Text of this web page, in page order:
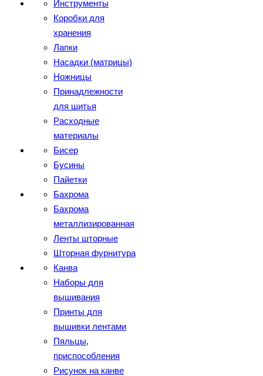
Инструменты
Коробки для
хранения
Лапки
Насадки (матрицы)
Ножницы
Принадлежности
для шитья
Расходные
материалы
Бисер
Бусины
Пайетки
Бахрома
Бахрома
металлизированная
Ленты шторные
Шторная фурнитура
Канва
Наборы для
вышивания
Принты для
вышивки лентами
Пяльцы,
приспособления
Рисунок на канве